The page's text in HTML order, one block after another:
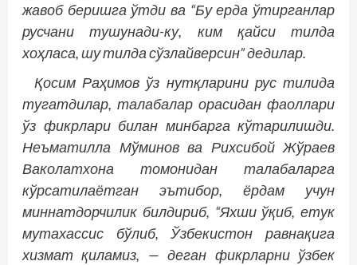
жавоб беришга ўтди ва “Бу ерда ўтирганлар
русчани тушунади-ку, ким қайси тилда
хоҳласа, шу тилда сўзлайверсин” дедилар.
Қосим Раҳимов ўз нутқларини рус тилида
тугатдилар, талабалар орасидан фаоллари
ўз фикрлари билан минбарга кўтарилишди.
Неъматилла Мўминов ва Рихсибой Жўраев
Ваколатхона томонидан талабаларга
кўрсатилаётган эътибор, ёрдам учун
миннатдорчилик билдириб, “Яхши ўқиб, етук
мутахассис бўлиб, Ўзбекистон равнақига
хизмат қиламиз, — деган фикрларни ўзбек